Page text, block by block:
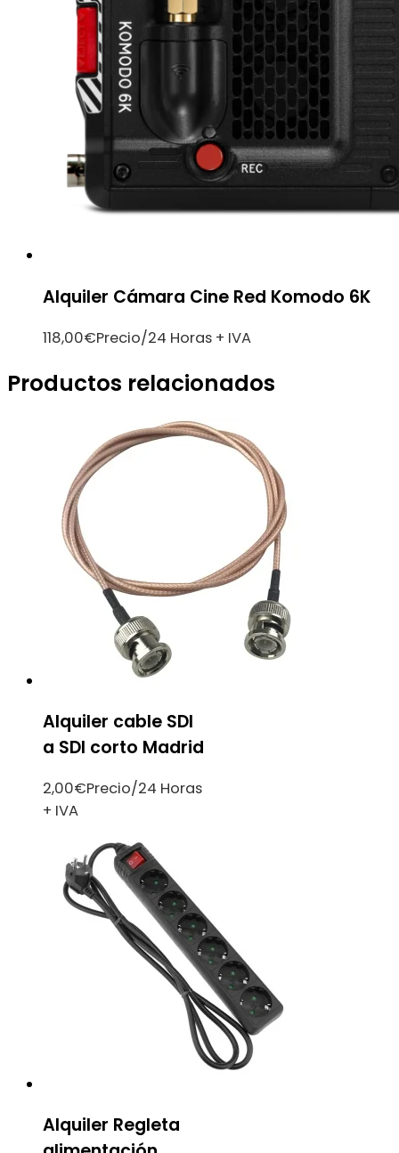
Alquiler Cámara Cine Red Komodo 6K
118,00€Precio/24 Horas + IVA
Productos relacionados
Alquiler cable SDI
a SDI corto Madrid
2,00€Precio/24 Horas
+ IVA
Alquiler Regleta